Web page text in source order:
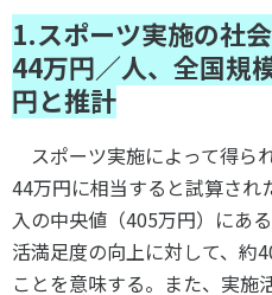
1.スポーツ実施の社
44万円／人、全国規
円と推計
スポーツ実施によって得ら
44万円に相当すると試算され
入の中央値（405万円）にあ
活満足度の向上に対して、約
ことを意味する。また、実施